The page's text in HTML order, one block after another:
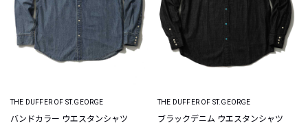
THE DUFFER OF ST.GEORGE
バンドカラー ウエスタンシャツ
THE DUFFER OF ST.GEORGE
ブラックデニム ウエスタンシャツ